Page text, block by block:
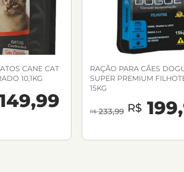
CANE CAT
10,1KG
RAÇÃO PARA CÃES
SUPER PREMIUM
15KG
R$233,99 R$